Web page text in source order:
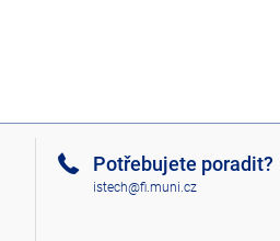
Potřebujete poradit?
istech@fi.muni.cz